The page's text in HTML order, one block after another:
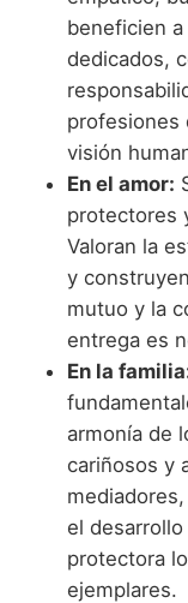
beneficien
dedicados,
profesiones
visión
En el amor:
protectores
Valoran la
y
mutuo y la
entrega es
En la
armonía de
cariñosos y
el
protectora
ejemplares.